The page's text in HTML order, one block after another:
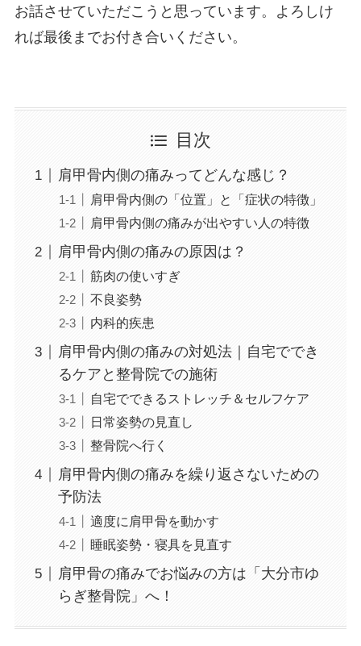
お話させていただこうと思っています。よろしけ
れば最後までお付き合いください。
目次
肩甲骨内側の痛みってどんな感じ？
肩甲骨内側の「位置」と「症状の特徴」
肩甲骨内側の痛みが出やすい人の特徴
肩甲骨内側の痛みの原因は？
筋肉の使いすぎ
不良姿勢
内科的疾患
肩甲骨内側の痛みの対処法｜自宅ででき
るケアと整骨院での施術
自宅でできるストレッチ＆セルフケア
日常姿勢の見直し
整骨院へ行く
肩甲骨内側の痛みを繰り返さないための
予防法
適度に肩甲骨を動かす
睡眠姿勢・寝具を見直す
肩甲骨の痛みでお悩みの方は「大分市ゆ
らぎ整骨院」へ！